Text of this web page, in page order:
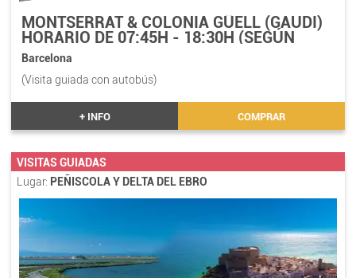
MONTSERRAT & COLONIA GÜELL (GAUDI)
HORARIO DE 07:45H - 18:30H (SEGÚN
PARADA)
Barcelona
(Visita guiada con autobús)
+ INFO COMPRAR
VISITAS GUIADAS
Lugar: PEÑISCOLA Y DELTA DEL EBRO